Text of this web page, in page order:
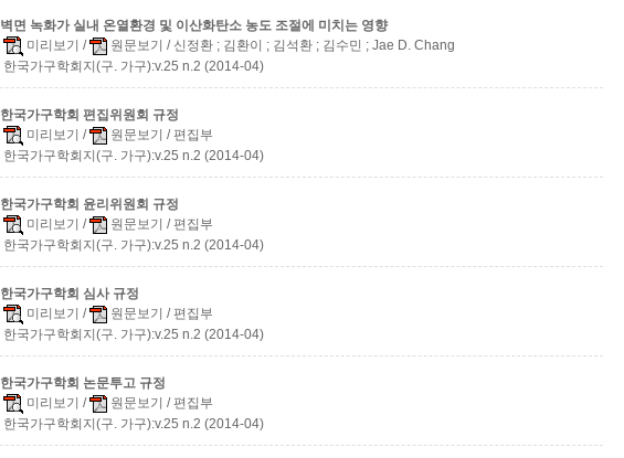
벽면 녹화가 실내 온열환경 및 이산화탄소 농도 조절에 미치는 영향
미리보기 / 원문보기 / 신정환 ; 김환이 ; 김석환 ; 김수민 ; Jae D. Chang
한국가구학회지(구. 가구):v.25 n.2 (2014-04)
한국가구학회 편집위원회 규정
미리보기 / 원문보기 / 편집부
한국가구학회지(구. 가구):v.25 n.2 (2014-04)
한국가구학회 윤리위원회 규정
미리보기 / 원문보기 / 편집부
한국가구학회지(구. 가구):v.25 n.2 (2014-04)
한국가구학회 심사 규정
미리보기 / 원문보기 / 편집부
한국가구학회지(구. 가구):v.25 n.2 (2014-04)
한국가구학회 논문투고 규정
미리보기 / 원문보기 / 편집부
한국가구학회지(구. 가구):v.25 n.2 (2014-04)